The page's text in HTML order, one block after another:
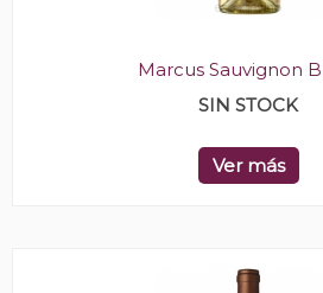
Marcus Sauvignon
SIN STOCK
Ver más